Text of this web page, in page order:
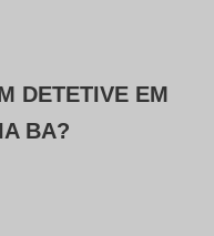
DETETIVE EM
BA?